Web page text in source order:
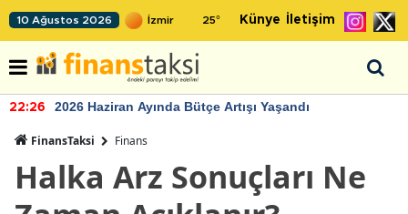
10 Ağustos 2026 25° Künye İletişim
22:26 2026 Haziran Ayında Bütçe Artışı Yaşandı
FinansTaksi Finans
Halka Arz Sonuçları Ne